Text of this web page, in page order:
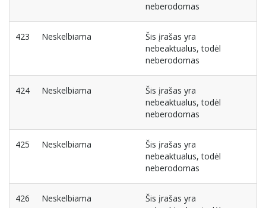
neberodomas
423 Neskelbiama
Šis įrašas yra
nebeaktualus, todėl
neberodomas
424 Neskelbiama
Šis įrašas yra
nebeaktualus, todėl
neberodomas
425 Neskelbiama
Šis įrašas yra
nebeaktualus, todėl
neberodomas
426 Neskelbiama
Šis įrašas yra